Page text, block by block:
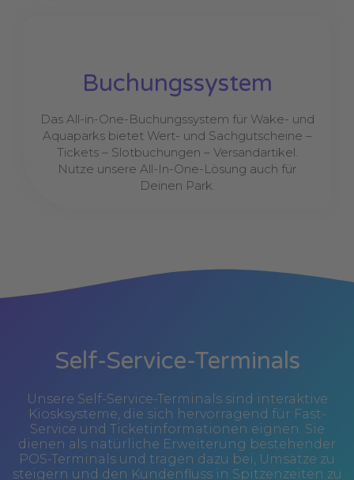
Buchungssystem
Das All-in-One-Buchungssystem für Wake- und
Aquaparks bietet Wert- und Sachgutscheine –
Tickets – Slotbuchungen – Versandartikel.
Nutze unsere All-In-One-Lösung auch für
Deinen Park.
Self-Service-Terminals
Unsere Self-Service-Terminals sind interaktive
Kiosksysteme, die sich hervorragend für Fast-
Service und Ticketinformationen eignen. Sie
dienen als natürliche Erweiterung bestehender
POS-Terminals und tragen dazu bei, Umsätze zu
steigern und den Kundenfluss in Spitzenzeiten zu